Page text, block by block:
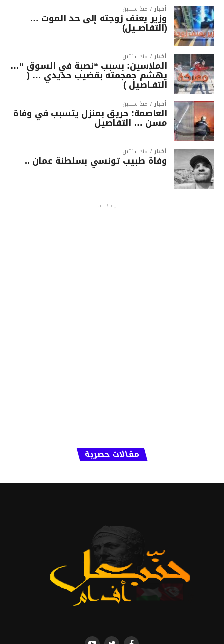
أخبار منذ سنتين
وزير يعنف زوجته إلى حد الموت …
(التفاصــيل)
أخبار منذ سنتين
الملاسين: بسبب “نصبة في السوق “…
يهشّم جمجمته بقضيب حديدي … (
التفـاصيل )
أخبار منذ سنتين
العاصمة: حريق بمنزل يتسبب في وفاة
مسن … التفاصيل
أخبار منذ سنتين
وفاة طبيب تونسي بسلطنة عمان ..
إعلانات
مقالات حصرية